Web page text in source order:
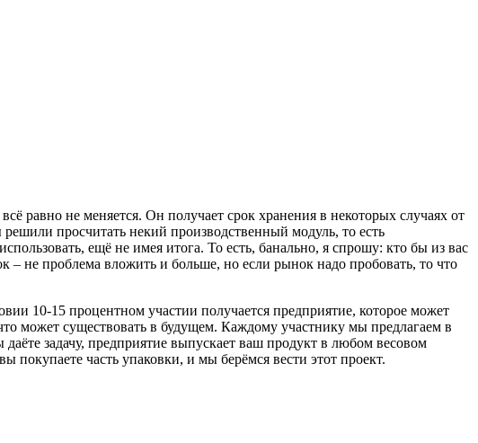
равно не меняется. Он получает срок хранения в некоторых случаях от
просчитать некий производственный модуль, то есть
ещё не имея итога. То есть, банально, я спрошу: кто бы из вас
– не проблема вложить и больше, но если рынок надо пробовать, то что
10-15 процентном участии получается предприятие, которое может
может существовать в будущем. Каждому участнику мы предлагаем в
задачу, предприятие выпускает ваш продукт в любом весовом
часть упаковки, и мы берёмся вести этот проект.